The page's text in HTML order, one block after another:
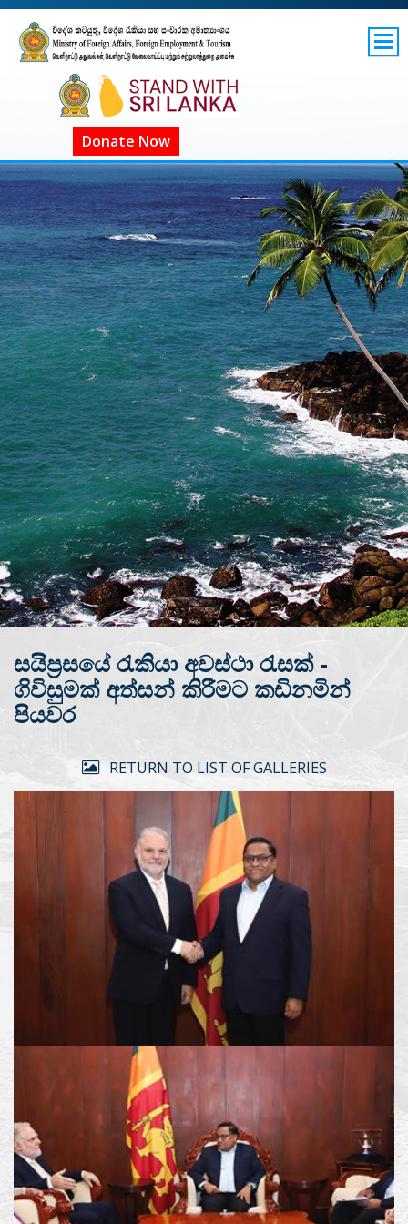
SITEMAP
GOV.LK
COVID-19 SL
COVID දැන්වීම්
Donate Now
සයිප්‍රසයේ රැකියා අවස්ථා රැසක් -
ගිවිසුමක් අත්සන් කිරීමට කඩිනමින්
පියවර
RETURN TO LIST OF GALLERIES